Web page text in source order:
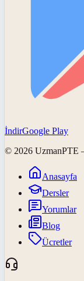
İndirGoogle Play
© 2026 UzmanPTE
Anasayfa
Dersler
Yorumlar
Blog
Ücretler